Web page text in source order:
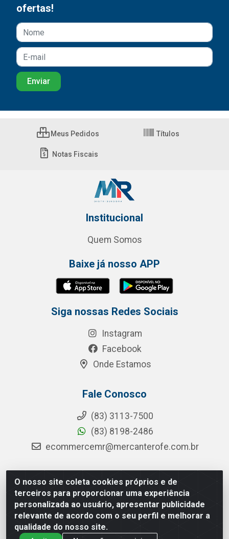
O nosso site coleta cookies próprios e de
terceiros para proporcionar uma experiência
personalizada ao usuário, apresentar publicidade
relevante de acordo com o seu perfil e melhorar a
qualidade do nosso site.
ofertas!
Meus Pedidos Títulos
Notas Fiscais
Institucional
Quem Somos
Baixe já nosso APP
Siga nossas Redes Sociais
Instagram
Facebook
Onde Estamos
Fale Conosco
(83) 3113-7500
(83) 8198-2486
ecommercemr@mercanterofe.com.br
MR Distribuidora - Rua Hortêncio Ribeiro de Luna, 3777 -
Distrito Industrial, João Pessoa/PB - CEP 58081-400 -
CNPJ 35.428.312/0001-85